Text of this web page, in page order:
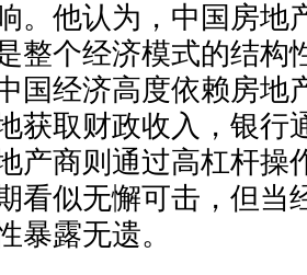
。他认为，中国房地
整个经济模式的结构
国经济高度依赖房地
获取财政收入，银行
产商则通过高杠杆操
看似无懈可击，但当
暴露无遗。